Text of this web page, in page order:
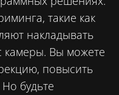
такие как
накладывать
камеры. Вы можете
повысить
будьте